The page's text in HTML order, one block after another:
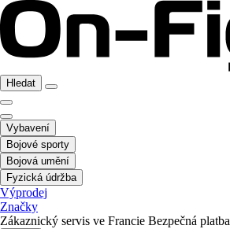
Hledat
Vybavení
Bojové sporty
Bojová umění
Fyzická údržba
Výprodej
Značky
Zákaznický servis ve Francie Bezpečná platba